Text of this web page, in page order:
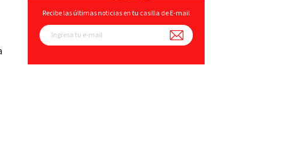
Recibe las últimas noticias en tu casilla de E-mail